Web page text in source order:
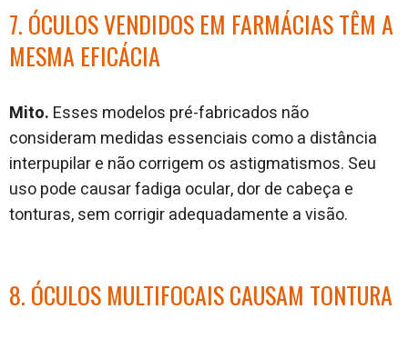
7. ÓCULOS VENDIDOS EM FARMÁCIAS TÊM A
MESMA EFICÁCIA
Mito. Esses modelos pré-fabricados não
consideram medidas essenciais como a distância
interpupilar e não corrigem os astigmatismos. Seu
uso pode causar fadiga ocular, dor de cabeça e
tonturas, sem corrigir adequadamente a visão.
8. ÓCULOS MULTIFOCAIS CAUSAM TONTURA